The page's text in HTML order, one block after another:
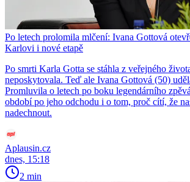
Po letech prolomila mlčení: Ivana Gottová
Karlovi i nové etapě
Po smrti Karla Gotta se stáhla z veřejného
neposkytovala. Teď ale Ivana Gottová (50)
Promluvila o letech po boku legendárního
období po jeho odchodu i o tom, proč cítí, že
nadechnout.
Aplausin.cz
dnes, 15:18
2 min